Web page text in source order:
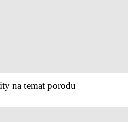
na temat porodu